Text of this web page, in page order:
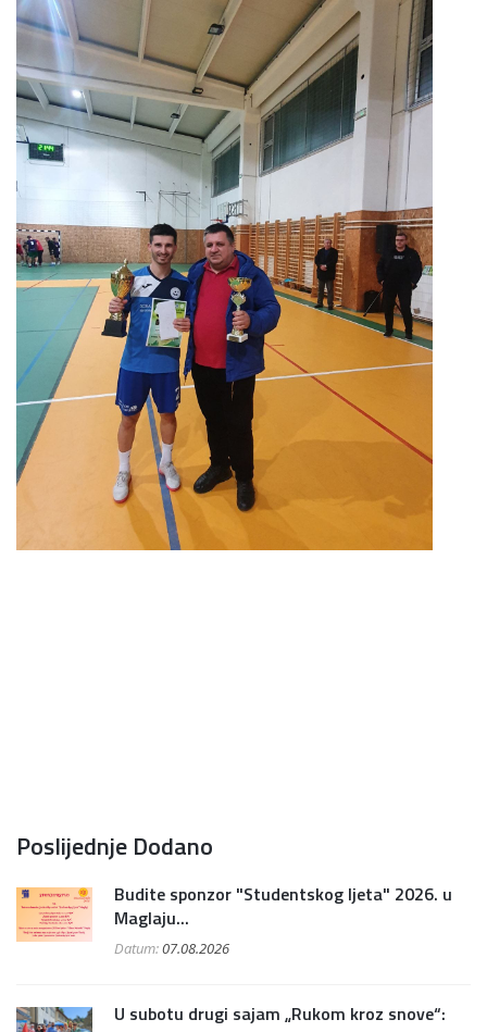
Poslijednje Dodano
Budite sponzor "Studentskog ljeta" 2026. u
Maglaju...
Datum:07.08.2026
U subotu drugi sajam „Rukom kroz snove“: